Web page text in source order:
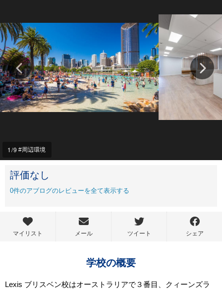
1/9 周辺環境
評価なし
0件のアブログのレビューを全て表示する
マイリスト メール ツイート シェア
学校の概要
Lexis ブリスベン校はオーストラリアで３番目、クィーンズラ